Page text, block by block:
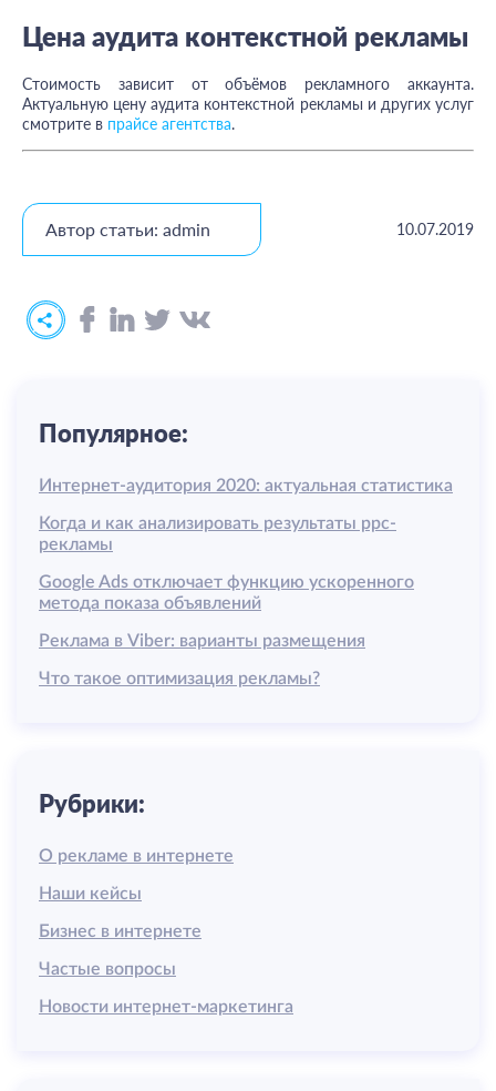
Цена аудита контекстной рекламы
Стоимость зависит от объёмов рекламного аккаунта.
Актуальную цену аудита контекстной рекламы и других услуг
смотрите в прайсе агентства.
Автор статьи: admin 10.07.2019
Популярное:
Интернет-аудитория 2020: актуальная статистика
Когда и как анализировать результаты ррс-
рекламы
Google Ads отключает функцию ускоренного
метода показа объявлений
Реклама в Viber: варианты размещения
Что такое оптимизация рекламы?
Рубрики:
О рекламе в интернете
Наши кейсы
Бизнес в интернете
Частые вопросы
Новости интернет-маркетинга